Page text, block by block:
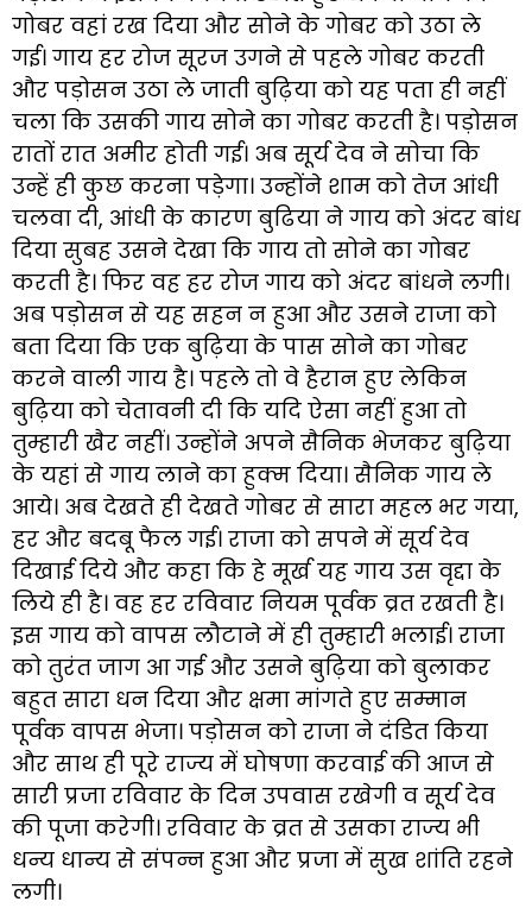
गोबर वहां रख दिया और सोने के गोबर को उठा ले
गई। गाय हर रोज सूरज उगने से पहले गोबर करती
और पड़ोसन उठा ले जाती बुढ़िया को यह पता ही नहीं
चला कि उसकी गाय सोने का गोबर करती है। पड़ोसन
रातों रात अमीर होती गई। अब सूर्य देव ने सोचा कि
उन्हें ही कुछ करना पड़ेगा। उन्होंने शाम को तेज आंधी
चलवा दी, आंधी के कारण बुढिया ने गाय को अंदर बांध
दिया सुबह उसने देखा कि गाय तो सोने का गोबर
करती है। फिर वह हर रोज गाय को अंदर बांधने लगी।
अब पड़ोसन से यह सहन न हुआ और उसने राजा को
बता दिया कि एक बुढ़िया के पास सोने का गोबर
करने वाली गाय है। पहले तो वे हैरान हुए लेकिन
बुढ़िया को चेतावनी दी कि यदि ऐसा नहीं हुआ तो
तुम्हारी खैर नहीं। उन्होंने अपने सैनिक भेजकर बुढ़िया
के यहां से गाय लाने का हुक्म दिया। सैनिक गाय ले
आये। अब देखते ही देखते गोबर से सारा महल भर गया,
हर और बदबू फैल गई। राजा को सपने में सूर्य देव
दिखाई दिये और कहा कि हे मूर्ख यह गाय उस वृद्दा के
लिये ही है। वह हर रविवार नियम पूर्वक व्रत रखती है।
इस गाय को वापस लौटाने में ही तुम्हारी भलाई। राजा
को तुरंत जाग आ गई और उसने बुढ़िया को बुलाकर
बहुत सारा धन दिया और क्षमा मांगते हुए सम्मान
पूर्वक वापस भेजा। पड़ोसन को राजा ने दंडित किया
और साथ ही पूरे राज्य में घोषणा करवाई की आज से
सारी प्रजा रविवार के दिन उपवास रखेगी व सूर्य देव
की पूजा करेगी। रविवार के व्रत से उसका राज्य भी
धन्य धान्य से संपन्न हुआ और प्रजा में सुख शांति रहने
लगी।